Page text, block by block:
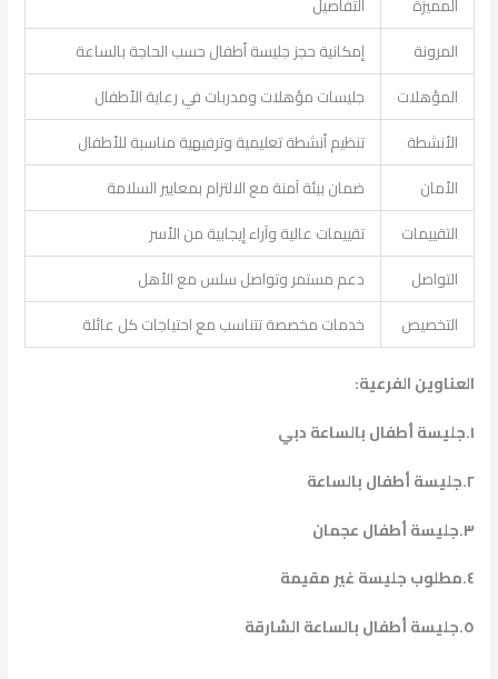
المميزة
التفاصيل
المرونة
إمكانية حجز جليسة أطفال حسب الحاجة بالساعة
المؤهلات
جليسات مؤهلات ومدربات في رعاية الأطفال
الأنشطة
تنظيم أنشطة تعليمية وترفيهية مناسبة للأطفال
الأمان
ضمان بيئة آمنة مع الالتزام بمعايير السلامة
التقييمات
تقييمات عالية وآراء إيجابية من الأسر
التواصل
دعم مستمر وتواصل سلس مع الأهل
التخصيص
خدمات مخصصة تتناسب مع احتياجات كل عائلة
العناوين الفرعية: